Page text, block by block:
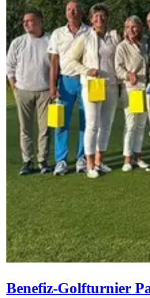
Benefiz-Golfturnier